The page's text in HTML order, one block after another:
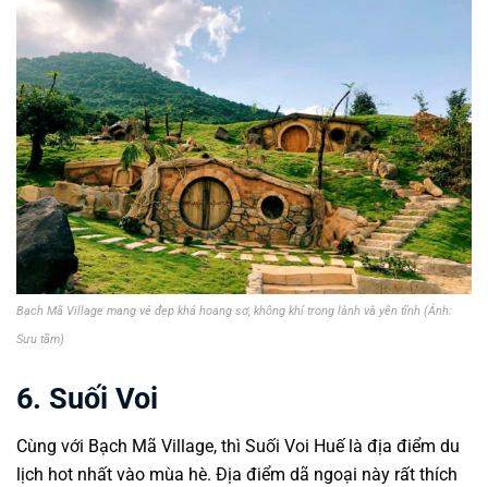
Bạch Mã Village mang vẻ đẹp khá hoang sơ, không khí trong lành và yên tĩnh (Ảnh:
Sưu tầm)
6. Suối Voi
Cùng với Bạch Mã Village, thì Suối Voi Huế là địa điểm du
lịch hot nhất vào mùa hè. Địa điểm dã ngoại này rất thích